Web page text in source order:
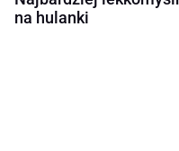
na hulanki